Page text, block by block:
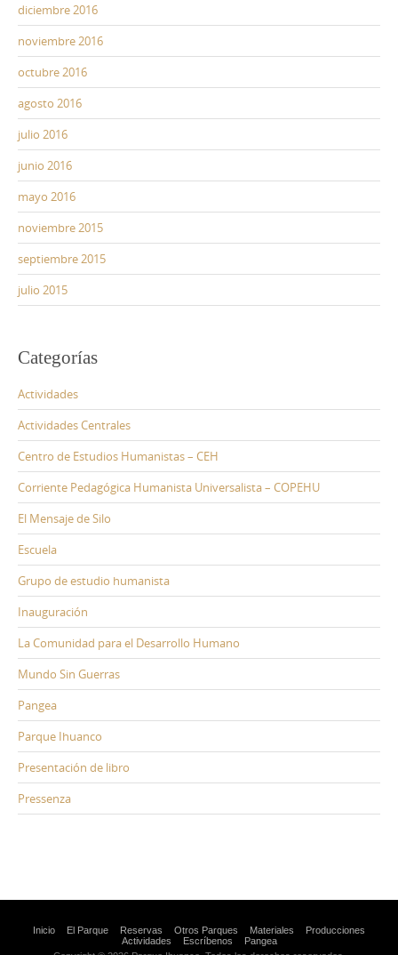
diciembre 2016
noviembre 2016
octubre 2016
agosto 2016
julio 2016
junio 2016
mayo 2016
noviembre 2015
septiembre 2015
julio 2015
Categorías
Actividades
Actividades Centrales
Centro de Estudios Humanistas – CEH
Corriente Pedagógica Humanista Universalista – COPEHU
El Mensaje de Silo
Escuela
Grupo de estudio humanista
Inauguración
La Comunidad para el Desarrollo Humano
Mundo Sin Guerras
Pangea
Parque Ihuanco
Presentación de libro
Pressenza
Inicio El Parque Reservas Otros Parques Materiales
Producciones
Actividades
Escríbenos
Pangea